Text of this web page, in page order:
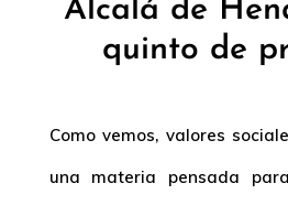
Alcalá de
quinto de
Como vemos, valores
una materia pensada